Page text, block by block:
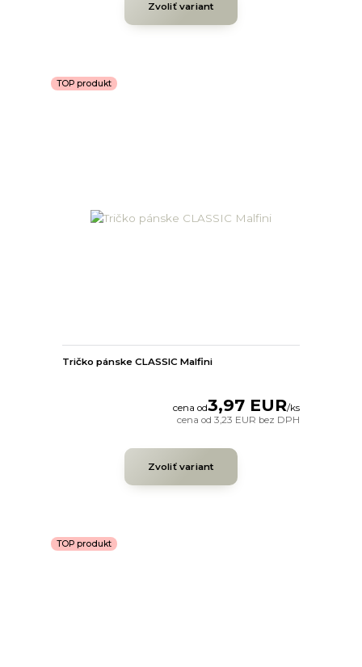
Zvoliť variant
TOP produkt
Tričko pánske CLASSIC Malfini
cena od3,97 EUR/ks
cena od3,23 EUR bez DPH
Zvoliť variant
TOP produkt